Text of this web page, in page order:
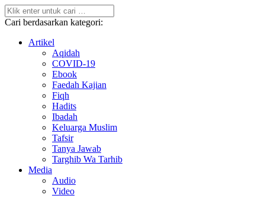
Cari berdasarkan kategori:
Artikel
Aqidah
COVID-19
Ebook
Faedah Kajian
Fiqh
Hadits
Ibadah
Keluarga Muslim
Tafsir
Tanya Jawab
Targhib Wa Tarhib
Media
Audio
Video